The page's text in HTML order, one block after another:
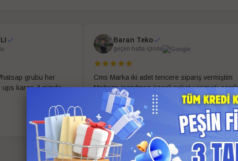
grubu her
ups kargo 4 günde
Baran Teko
geçen hafta içinde
Cms Marka iki adet tencere sipariş vermiştim
Mağaza inanılmaz özenli paket yapmıştı
zorlandım problemsiz teslim aldım uygun fiyat
güzel paketleme için ekibe ve mağazaya
ederim
Daha fazla oku